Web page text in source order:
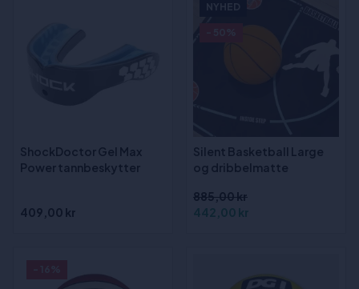
ShockDoctor Gel Max
Power tannbeskytter
409,00 kr
NYHED
Silent Basketball Large
og dribbelmatte
885,00 kr
442,00 kr